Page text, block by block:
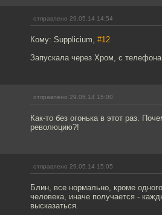
отправлено 29.05.14 14:54
Кому: Supplicium, #12
Запускала через Хром, с
отправлено 29.05.14 15:00
Как-то без огонька в этот раз.
революцию?!
отправлено 29.05.14 15:05
Блин, все нормально, кроме
человека, иначе получается -
высказаться.